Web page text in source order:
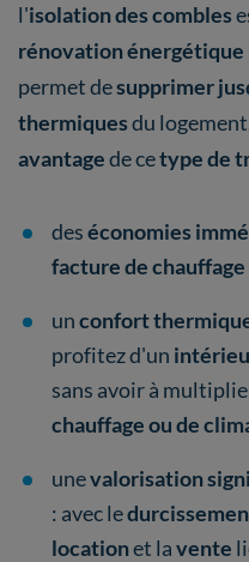
l'isolation des combles
rénovation énergétique
permet desupprimer
thermiquesdu
avantagede cetype de
deséconomies
facture de chauffage
unconfort
profitez d'un
sans avoir à
chauffage ou de
unevalorisation
: avec le
locationet lavente